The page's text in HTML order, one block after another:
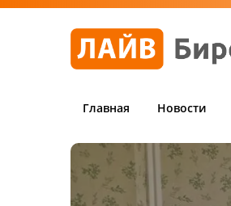
Главная Новости